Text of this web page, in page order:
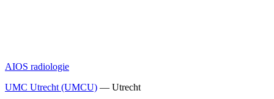
AIOS radiologie
UMC Utrecht (UMCU) — Utrecht